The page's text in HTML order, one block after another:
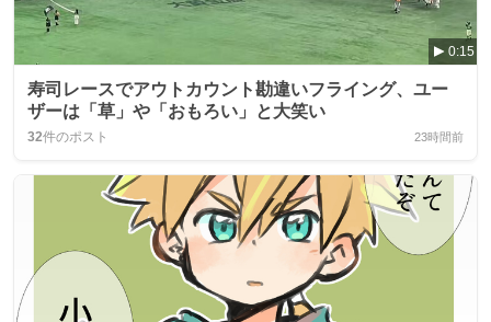
0:15
寿司レースでアウトカウント勘違いフライング、ユー
ザーは「草」や「おもろい」と大笑い
32件のポスト 23時間前